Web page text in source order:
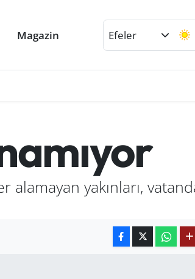
Magazin Efeler
alamayan yakınları,